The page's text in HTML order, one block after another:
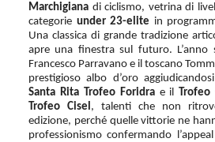
Marchigiana di ciclismo, vetrina di
categorie under 23-elite in
Una classica di grande tradizione
apre una finestra sul futuro. L’anno
Francesco Parravano e il toscano
prestigioso albo d’oro
Santa Rita Trofeo Foridrae ilTrofeo
Trofeo Cisel , talenti che non
edizione, perché quelle vittorie ne
professionismo confermando